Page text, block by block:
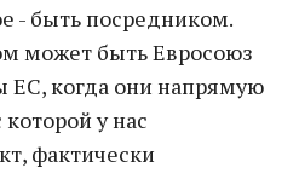
- быть посредником.
может быть Евросоюз
ЕС, когда они напрямую
у нас
фактически